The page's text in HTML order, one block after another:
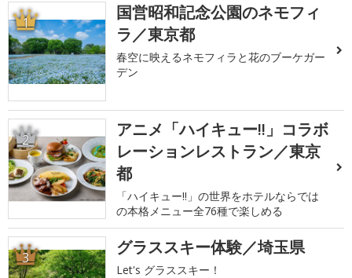
1
国営昭和記念公園のネモフィ
ラ／東京都
春空に映えるネモフィラと花のブーケガー
デン
2
アニメ「ハイキュー!!」コラボ
レーションレストラン／東京
都
「ハイキュー!!」の世界をホテルならでは
の本格メニュー全76種で楽しめる
3 グラススキー体験／埼玉県
Let's グラススキー！